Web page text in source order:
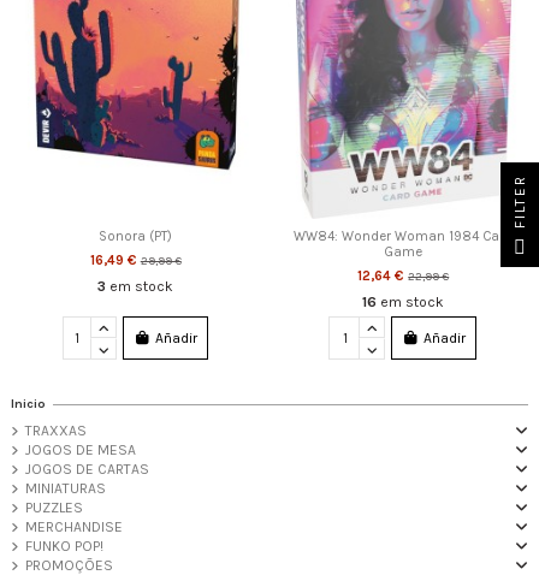
Sonora (PT)
16,49 €29,99 €
3 em stock
Añadir
WW84: Wonder Woman 1984 Card
Game
12,64 €22,99 €
16 em stock
Añadir
Inicio
TRAXXAS
JOGOS DE MESA
JOGOS DE CARTAS
MINIATURAS
PUZZLES
MERCHANDISE
FUNKO POP!
PROMOÇÕES
FILTER